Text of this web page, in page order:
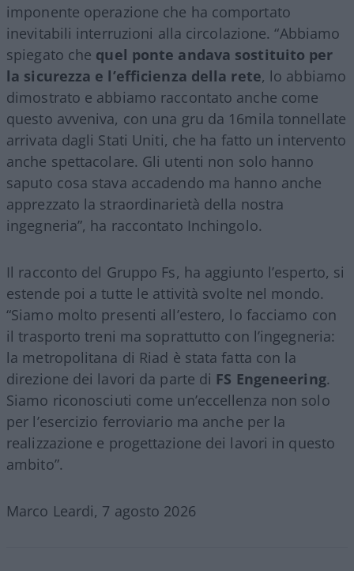
imponente operazione che ha comportato
inevitabili interruzioni alla circolazione. “Abbiamo
spiegato che quel ponte andava sostituito per
la sicurezza e l’efficienza della rete, lo abbiamo
dimostrato e abbiamo raccontato anche come
questo avveniva, con una gru da 16mila tonnellate
arrivata dagli Stati Uniti, che ha fatto un intervento
anche spettacolare. Gli utenti non solo hanno
saputo cosa stava accadendo ma hanno anche
apprezzato la straordinarietà della nostra
ingegneria”, ha raccontato Inchingolo.
Il racconto del Gruppo Fs, ha aggiunto l’esperto, si
estende poi a tutte le attività svolte nel mondo.
“Siamo molto presenti all’estero, lo facciamo con
il trasporto treni ma soprattutto con l’ingegneria:
la metropolitana di Riad è stata fatta con la
direzione dei lavori da parte di FS Engeneering.
Siamo riconosciuti come un’eccellenza non solo
per l’esercizio ferroviario ma anche per la
realizzazione e progettazione dei lavori in questo
ambito”.
Marco Leardi, 7 agosto 2026